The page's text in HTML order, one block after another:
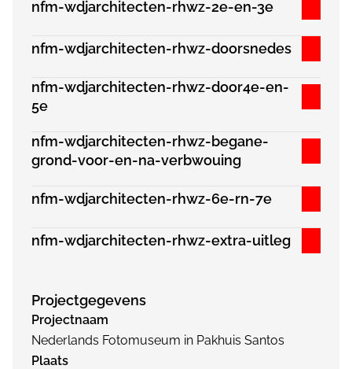
nfm-wdjarchitecten-rhwz-2e-en-3e
nfm-wdjarchitecten-rhwz-doorsnedes
nfm-wdjarchitecten-rhwz-door4e-en-
5e
nfm-wdjarchitecten-rhwz-begane-
grond-voor-en-na-verbwouing
nfm-wdjarchitecten-rhwz-6e-rn-7e
nfm-wdjarchitecten-rhwz-extra-uitleg
Projectgegevens
Projectnaam
Nederlands Fotomuseum in Pakhuis Santos
Plaats